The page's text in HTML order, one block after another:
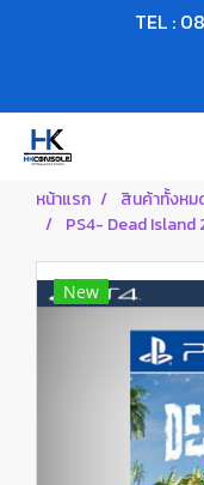
TEL :
หน้าแรก สินค้าทั้งหม
PS4- Dead Island
New